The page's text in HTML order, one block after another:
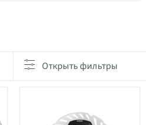
дисковых тормозов
Открыть фильтры